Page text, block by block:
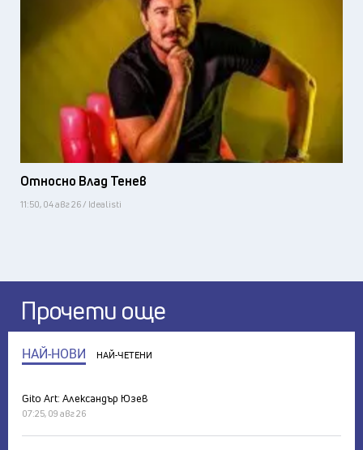
Относно Влад Тенев
11:50, 04 авг 26 / Idealisti
Прочети още
НАЙ-НОВИ НАЙ-ЧЕТЕНИ
Gito Art: Александър Юзев
07:25, 09 авг 26